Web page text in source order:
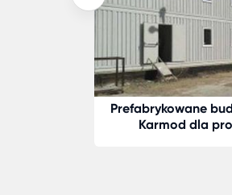
Prefabrykowane
Karmod dla